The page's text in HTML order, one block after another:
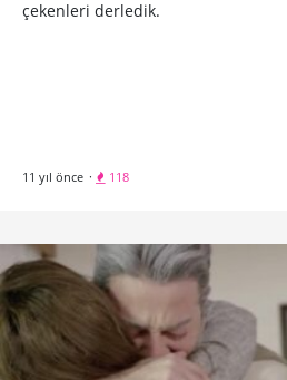
çekenleri derledik.
11 yıl önce · 118